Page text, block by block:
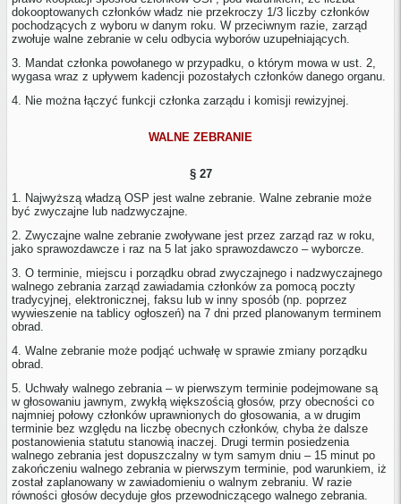
dokooptowanych członków władz nie przekroczy 1/3 liczby członków
pochodzących z wyboru w danym roku. W przeciwnym razie, zarząd
zwołuje walne zebranie w celu odbycia wyborów uzupełniających.
3. Mandat członka powołanego w przypadku, o którym mowa w ust. 2,
wygasa wraz z upływem kadencji pozostałych członków danego organu.
4. Nie można łączyć funkcji członka zarządu i komisji rewizyjnej.
WALNE ZEBRANIE
§ 27
1. Najwyższą władzą OSP jest walne zebranie. Walne zebranie może
być zwyczajne lub nadzwyczajne.
2. Zwyczajne walne zebranie zwoływane jest przez zarząd raz w roku,
jako sprawozdawcze i raz na 5 lat jako sprawozdawczo – wyborcze.
3. O terminie, miejscu i porządku obrad zwyczajnego i nadzwyczajnego
walnego zebrania zarząd zawiadamia członków za pomocą poczty
tradycyjnej, elektronicznej, faksu lub w inny sposób (np. poprzez
wywieszenie na tablicy ogłoszeń) na 7 dni przed planowanym terminem
obrad.
4. Walne zebranie może podjąć uchwałę w sprawie zmiany porządku
obrad.
5. Uchwały walnego zebrania – w pierwszym terminie podejmowane są
w głosowaniu jawnym, zwykłą większością głosów, przy obecności co
najmniej połowy członków uprawnionych do głosowania, a w drugim
terminie bez względu na liczbę obecnych członków, chyba że dalsze
postanowienia statutu stanowią inaczej. Drugi termin posiedzenia
walnego zebrania jest dopuszczalny w tym samym dniu – 15 minut po
zakończeniu walnego zebrania w pierwszym terminie, pod warunkiem, iż
został zaplanowany w zawiadomieniu o walnym zebraniu. W razie
równości głosów decyduje głos przewodniczącego walnego zebrania.